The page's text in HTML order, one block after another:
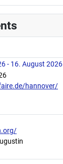
- 16. August 2026
hannover/